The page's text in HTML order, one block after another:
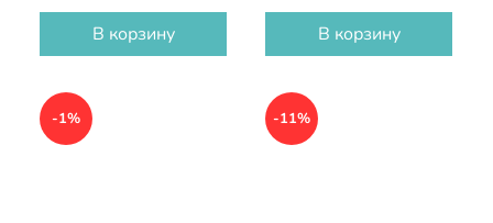
В корзину В корзину
-1% -11%